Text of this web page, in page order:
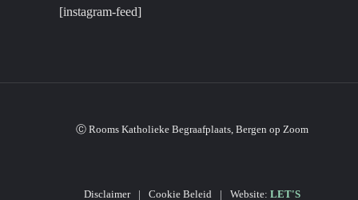
[instagram-feed]
Ⓒ Rooms Katholieke Begraafplaats, Bergen op Zoom
Disclaimer | Cookie Beleid | Website: LET'S